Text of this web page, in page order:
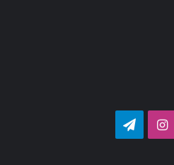
انستقرامتيلقرام